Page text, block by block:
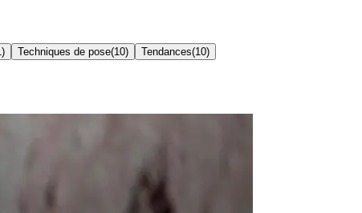
) Techniques de pose(10) Tendances(10)